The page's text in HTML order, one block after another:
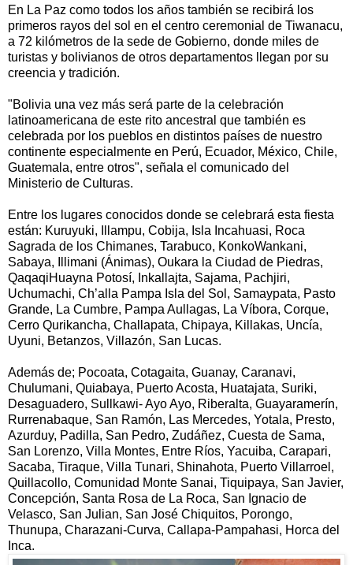
En La Paz como todos los años también se recibirá los
primeros rayos del sol en el centro ceremonial de Tiwanacu,
a 72 kilómetros de la sede de Gobierno, donde miles de
turistas y bolivianos de otros departamentos llegan por su
creencia y tradición.
"Bolivia una vez más será parte de la celebración
latinoamericana de este rito ancestral que también es
celebrada por los pueblos en distintos países de nuestro
continente especialmente en Perú, Ecuador, México, Chile,
Guatemala, entre otros", señala el comunicado del
Ministerio de Culturas.
Entre los lugares conocidos donde se celebrará esta fiesta
están: Kuruyuki, Illampu, Cobija, Isla Incahuasi, Roca
Sagrada de los Chimanes, Tarabuco, KonkoWankani,
Sabaya, Illimani (Ánimas), Oukara la Ciudad de Piedras,
QaqaqiHuayna Potosí, Inkallajta, Sajama, Pachjiri,
Uchumachi, Ch’alla Pampa Isla del Sol, Samaypata, Pasto
Grande, La Cumbre, Pampa Aullagas, La Víbora, Corque,
Cerro Qurikancha, Challapata, Chipaya, Killakas, Uncía,
Uyuni, Betanzos, Villazón, San Lucas.
Además de; Pocoata, Cotagaita, Guanay, Caranavi,
Chulumani, Quiabaya, Puerto Acosta, Huatajata, Suriki,
Desaguadero, Sullkawi- Ayo Ayo, Riberalta, Guayaramerín,
Rurrenabaque, San Ramón, Las Mercedes, Yotala, Presto,
Azurduy, Padilla, San Pedro, Zudáñez, Cuesta de Sama,
San Lorenzo, Villa Montes, Entre Ríos, Yacuiba, Carapari,
Sacaba, Tiraque, Villa Tunari, Shinahota, Puerto Villarroel,
Quillacollo, Comunidad Monte Sanai, Tiquipaya, San Javier,
Concepción, Santa Rosa de La Roca, San Ignacio de
Velasco, San Julian, San José Chiquitos, Porongo,
Thunupa, Charazani-Curva, Callapa-Pampahasi, Horca del
Inca.